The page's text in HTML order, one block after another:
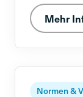
Mehr
Normen &